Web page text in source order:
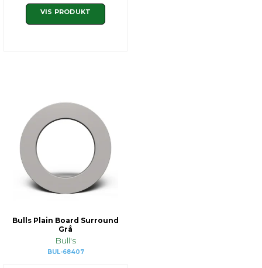
VIS PRODUKT
Bulls Plain Board Surround
Grå
Bull's
BUL-68407